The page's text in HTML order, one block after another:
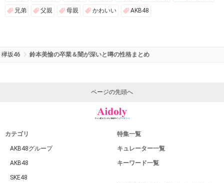
兄弟 父親 母親 かわいい AKB48
欅坂46 鈴本美愉の卒業＆闇が深いと噂の性格まとめ
ページの先頭へ
カテゴリ
AKB48グループ
AKB48
SKE48
特集一覧
キュレーター一覧
キーワード一覧